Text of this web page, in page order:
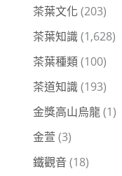
茶葉文化 (203)
茶葉知識(1,628)
茶葉種類(100)
茶道知識(193)
金獎高山烏龍(1)
金萱 (3)
鐵觀音 (18)